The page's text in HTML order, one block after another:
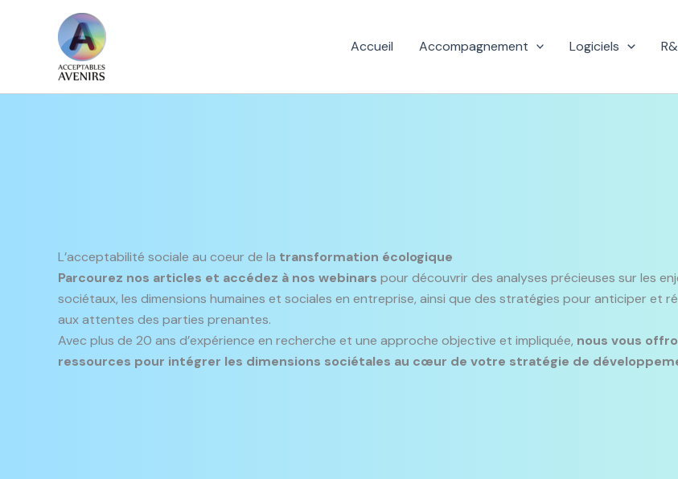
Accueil Accompagnement Logiciels
L’acceptabilité sociale au coeur de la transformation écologique
Parcourez nos articles et accédez à nos webinars pour découvrir des analyses précieuses sur les
sociétaux, les dimensions humaines et sociales en entreprise, ainsi que des stratégies pour anticiper et
aux attentes des parties prenantes.
Avec plus de 20 ans d’expérience en recherche et une approche objective et impliquée, nous vous
ressources pour intégrer les dimensions sociétales au cœur de votre stratégie de